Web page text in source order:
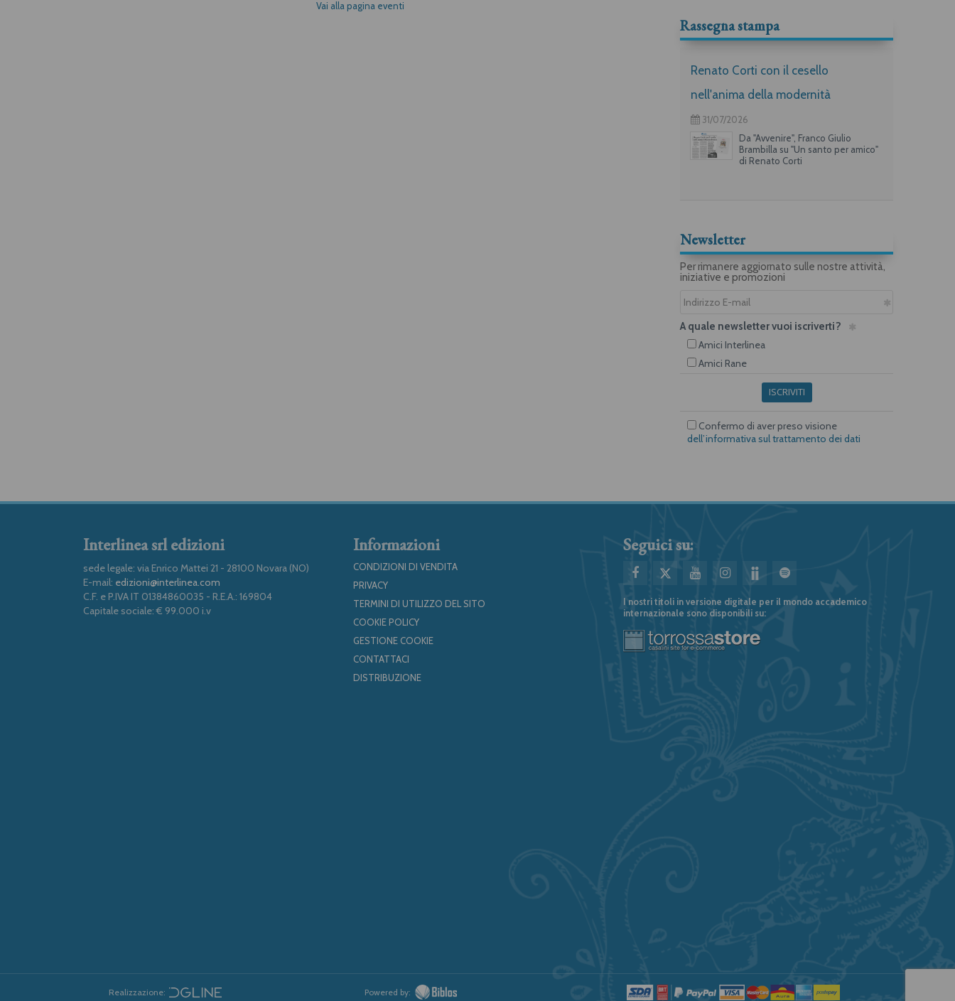
Vai alla pagina eventi
Rassegna stampa
Renato Corti con il cesello
nell'anima della modernità
31/07/2026
Da "Avvenire", Franco Giulio
Brambilla su "Un santo per amico"
di Renato Corti
Newsletter
Per rimanere aggiornato sulle nostre attività,
iniziative e promozioni
A quale newsletter vuoi iscriverti?
Amici Interlinea
Amici Rane
ISCRIVITI
Confermo di aver preso visione
dell’informativa sul trattamento dei dati
Interlinea srl edizioni
sede legale: via Enrico Mattei 21 - 28100 Novara (NO)
E-mail: edizioni@interlinea.com
C.F. e P.IVA IT 01384860035 - R.E.A.: 169804
Capitale sociale: € 99.000 i.v
Informazioni
CONDIZIONI DI VENDITA
PRIVACY
TERMINI DI UTILIZZO DEL SITO
COOKIE POLICY
GESTIONE COOKIE
CONTATTACI
DISTRIBUZIONE
Seguici su:
I nostri titoli in versione digitale per il mondo accademico
internazionale sono disponibili su:
Realizzazione: Powered by: